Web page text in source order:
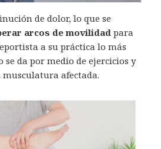
de dolor, lo que se
arcos de movilidad para
a su práctica lo más
se da por medio de ejercicios y
afectada.